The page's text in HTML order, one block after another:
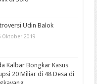
Udin Balok
Oktober 2019
Kalbar Bongkar Kasus
20 Miliar di 48 Desa di